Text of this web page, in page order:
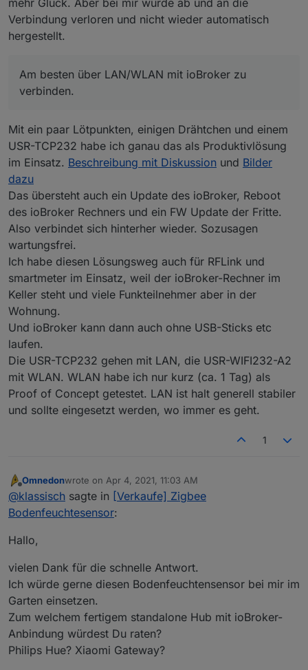
Verbindung verloren und nicht wieder automatisch
hergestellt.
Am besten über LAN/WLAN mit ioBroker zu
verbinden.
Mit ein paar Lötpunkten, einigen Drähtchen und einem
USR-TCP232 habe ich ganau das als Produktivlösung
im Einsatz. Beschreibung mit Diskussion und Bilder
dazu
Das übersteht auch ein Update des ioBroker, Reboot
des ioBroker Rechners und ein FW Update der Fritte.
Also verbindet sich hinterher wieder. Sozusagen
wartungsfrei.
Ich habe diesen Lösungsweg auch für RFLink und
smartmeter im Einsatz, weil der ioBroker-Rechner im
Keller steht und viele Funkteilnehmer aber in der
Wohnung.
Und ioBroker kann dann auch ohne USB-Sticks etc
laufen.
Die USR-TCP232 gehen mit LAN, die USR-WIFI232-A2
mit WLAN. WLAN habe ich nur kurz (ca. 1 Tag) als
Proof of Concept getestet. LAN ist halt generell stabiler
und sollte eingesetzt werden, wo immer es geht.
1
Offline
Omnedonwrote on Apr 4, 2021, 11:03 AM
last edited by
@klassisch sagte in [Verkaufe] Zigbee
Bodenfeuchtesensor:
Hallo,
vielen Dank für die schnelle Antwort.
Ich würde gerne diesen Bodenfeuchtensensor bei mir im
Garten einsetzen.
Zum welchem fertigem standalone Hub mit ioBroker-
Anbindung würdest Du raten?
Philips Hue? Xiaomi Gateway?